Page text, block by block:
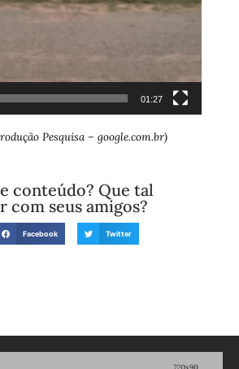
01:27
Pesquisa – google.com.br)
conteúdo? Que tal
seus amigos?
Facebook Twitter